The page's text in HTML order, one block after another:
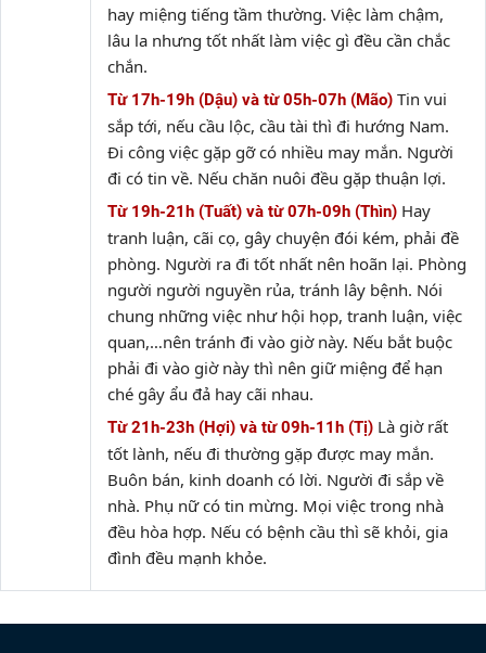
hay miệng tiếng tầm thường. Việc làm chậm,
lâu la nhưng tốt nhất làm việc gì đều cần chắc
chắn.
Từ 17h-19h (Dậu) và từ 05h-07h (Mão) Tin vui
sắp tới, nếu cầu lộc, cầu tài thì đi hướng Nam.
Đi công việc gặp gỡ có nhiều may mắn. Người
đi có tin về. Nếu chăn nuôi đều gặp thuận lợi.
Từ 19h-21h (Tuất) và từ 07h-09h (Thìn) Hay
tranh luận, cãi cọ, gây chuyện đói kém, phải đề
phòng. Người ra đi tốt nhất nên hoãn lại. Phòng
người người nguyền rủa, tránh lây bệnh. Nói
chung những việc như hội họp, tranh luận, việc
quan,…nên tránh đi vào giờ này. Nếu bắt buộc
phải đi vào giờ này thì nên giữ miệng để hạn
ché gây ẩu đả hay cãi nhau.
Từ 21h-23h (Hợi) và từ 09h-11h (Tị) Là giờ rất
tốt lành, nếu đi thường gặp được may mắn.
Buôn bán, kinh doanh có lời. Người đi sắp về
nhà. Phụ nữ có tin mừng. Mọi việc trong nhà
đều hòa hợp. Nếu có bệnh cầu thì sẽ khỏi, gia
đình đều mạnh khỏe.